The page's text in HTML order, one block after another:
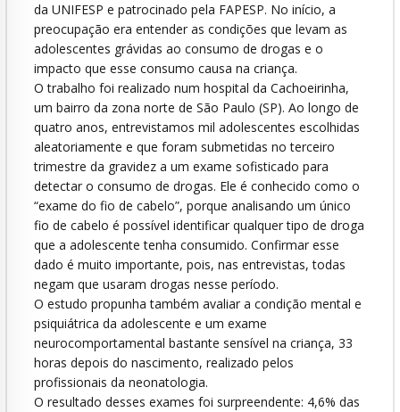
da UNIFESP e patrocinado pela FAPESP. No início, a
preocupação era entender as condições que levam as
adolescentes grávidas ao consumo de drogas e o
impacto que esse consumo causa na criança.
O trabalho foi realizado num hospital da Cachoeirinha,
um bairro da zona norte de São Paulo (SP). Ao longo de
quatro anos, entrevistamos mil adolescentes escolhidas
aleatoriamente e que foram submetidas no terceiro
trimestre da gravidez a um exame sofisticado para
detectar o consumo de drogas. Ele é conhecido como o
“exame do fio de cabelo”, porque analisando um único
fio de cabelo é possível identificar qualquer tipo de droga
que a adolescente tenha consumido. Confirmar esse
dado é muito importante, pois, nas entrevistas, todas
negam que usaram drogas nesse período.
O estudo propunha também avaliar a condição mental e
psiquiátrica da adolescente e um exame
neurocomportamental bastante sensível na criança, 33
horas depois do nascimento, realizado pelos
profissionais da neonatologia.
O resultado desses exames foi surpreendente: 4,6% das